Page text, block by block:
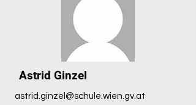
Astrid Ginzel
astrid.ginzel@schule.wien.gv.at